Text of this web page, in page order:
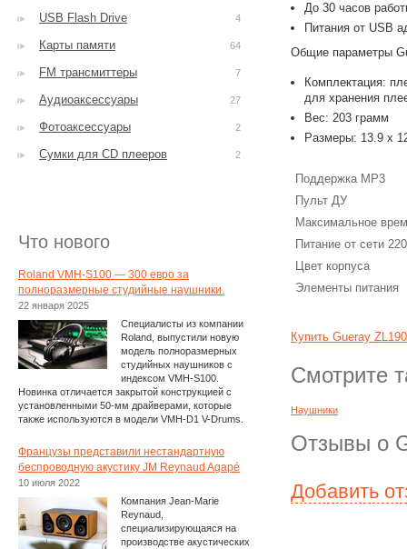
До 30 часов
Питания от USB
Общие параметры
Комплектация:
для хранения
Вес: 203 грамм
Размеры: 13.9 x
Поддержка MP3
Пульт ДУ
Максимальное
Питание от сети
Цвет корпуса
Элементы питания
Купить Gueray
Смотрите
Наушники
Отзывы о
Добавить
USB Flash Drive 4
Карты памяти 64
FM трансмиттеры 7
Аудиоаксессуары 27
Фотоаксессуары 2
Сумки для CD плееров 2
Что нового
Roland VMH-S100 — 300 евро за
полноразмерные студийные наушники.
22 января 2025
Специалисты из компании
Roland, выпустили новую
модель полноразмерных
студийных наушников с
индексом VMH-S100.
Новинка отличается закрытой конструкцией с
установленными 50-мм драйверами, которые
также используются в модели VMH-D1 V-Drums.
Французы представили нестандартную
беспроводную акустику JM Reynaud Agapé
10 июля 2022
Компания Jean-Marie
Reynaud,
специализирующаяся на
производстве акустических